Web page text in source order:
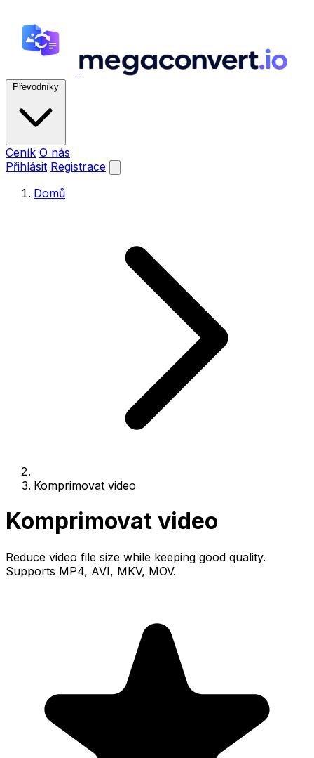
Převodníky
Ceník O nás
Přihlásit Registrace
Domů
Komprimovat video
Komprimovat video
Reduce video file size while keeping good quality.
Supports MP4, AVI, MKV, MOV.